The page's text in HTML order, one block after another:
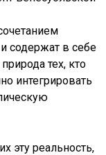
содержат в себе
тех, кто
интегрировать
эту реальность,